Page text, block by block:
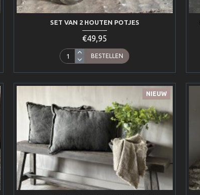
SET VAN 2 HOUTEN POTJES
€49,95
BESTELLEN
NIEUW